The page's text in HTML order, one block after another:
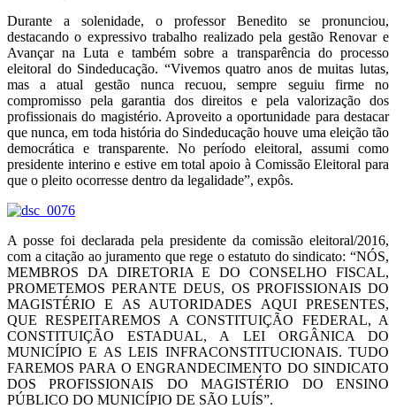
Durante a solenidade, o professor Benedito se pronunciou,
destacando o expressivo trabalho realizado pela gestão Renovar e
Avançar na Luta e também sobre a transparência do processo
eleitoral do Sindeducação. “Vivemos quatro anos de muitas lutas,
mas a atual gestão nunca recuou, sempre seguiu firme no
compromisso pela garantia dos direitos e pela valorização dos
profissionais do magistério. Aproveito a oportunidade para destacar
que nunca, em toda história do Sindeducação houve uma eleição tão
democrática e transparente. No período eleitoral, assumi como
presidente interino e estive em total apoio à Comissão Eleitoral para
que o pleito ocorresse dentro da legalidade”, expôs.
A posse foi declarada pela presidente da comissão eleitoral/2016,
com a citação ao juramento que rege o estatuto do sindicato: “NÓS,
MEMBROS DA DIRETORIA E DO CONSELHO FISCAL,
PROMETEMOS PERANTE DEUS, OS PROFISSIONAIS DO
MAGISTÉRIO E AS AUTORIDADES AQUI PRESENTES,
QUE RESPEITAREMOS A CONSTITUIÇÃO FEDERAL, A
CONSTITUIÇÃO ESTADUAL, A LEI ORGÂNICA DO
MUNICÍPIO E AS LEIS INFRACONSTITUCIONAIS. TUDO
FAREMOS PARA O ENGRANDECIMENTO DO SINDICATO
DOS PROFISSIONAIS DO MAGISTÉRIO DO ENSINO
PÚBLICO DO MUNICÍPIO DE SÃO LUÍS”.